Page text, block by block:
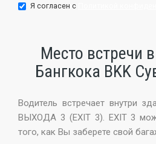
Я согласен с
Место встречи
Бангкока BKK
Водитель встречает внутри
ВЫХОДA 3 (EXIT 3). EXIT 3
того, как Вы заберете свой